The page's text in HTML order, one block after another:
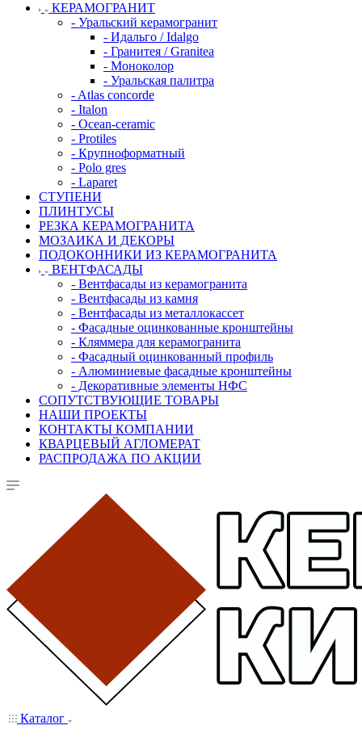
КЕРАМОГРАНИТ
- Уральский керамогранит
- Идальго / Idalgo
- Гранитея / Granitea
- Моноколор
- Уральская палитра
- Atlas concorde
- Italon
- Ocean-ceramic
- Protiles
- Крупноформатный
- Polo gres
- Laparet
СТУПЕНИ
ПЛИНТУСЫ
РЕЗКА КЕРАМОГРАНИТА
МОЗАИКА И ДЕКОРЫ
ПОДОКОННИКИ ИЗ КЕРАМОГРАНИТА
ВЕНТФАСАДЫ
- Вентфасады из керамогранита
- Вентфасады из камня
- Вентфасады из металлокассет
- Фасадные оцинкованные кронштейны
- Кляммера для керамогранита
- Фасадный оцинкованный профиль
- Алюминиевые фасадные кронштейны
- Декоративные элементы НФС
СОПУТСТВУЮЩИЕ ТОВАРЫ
НАШИ ПРОЕКТЫ
КОНТАКТЫ КОМПАНИИ
КВАРЦЕВЫЙ АГЛОМЕРАТ
РАСПРОДАЖА ПО АКЦИИ
Каталог